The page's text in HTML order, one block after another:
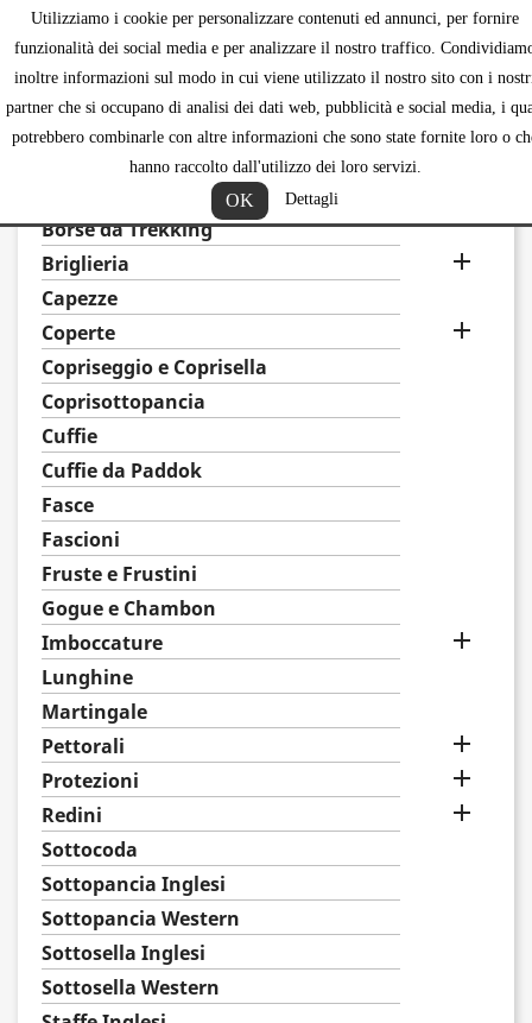
Utilizziamo i cookie per personalizzare contenuti ed annunci, per fornire
funzionalità dei social media e per analizzare il nostro traffico.
inoltre informazioni sul modo in cui viene utilizzato il nostro sito con i
partner che si occupano di analisi dei dati web, pubblicità e social media, i
potrebbero combinarle con altre informazioni che sono state fornite loro o
hanno raccolto dall'utilizzo dei loro servizi.
OK Dettagli

Alzapaletta e compensatori
Borse da Trekking
Briglieria

Capezze
Coperte

Copriseggio e Coprisella
Coprisottopancia
Cuffie
Cuffie da Paddok
Fasce
Fascioni
Fruste e Frustini
Gogue e Chambon
Imboccature

Lunghine
Martingale
Pettorali

Protezioni 
Redini 
Sottocoda
Sottopancia Inglesi
Sottopancia Western
Sottosella Inglesi
Sottosella Western